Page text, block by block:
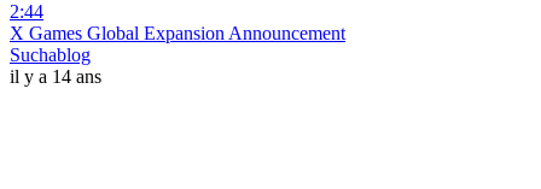
2:44
X Games Global Expansion Announcement
Suchablog
il y a 14 ans